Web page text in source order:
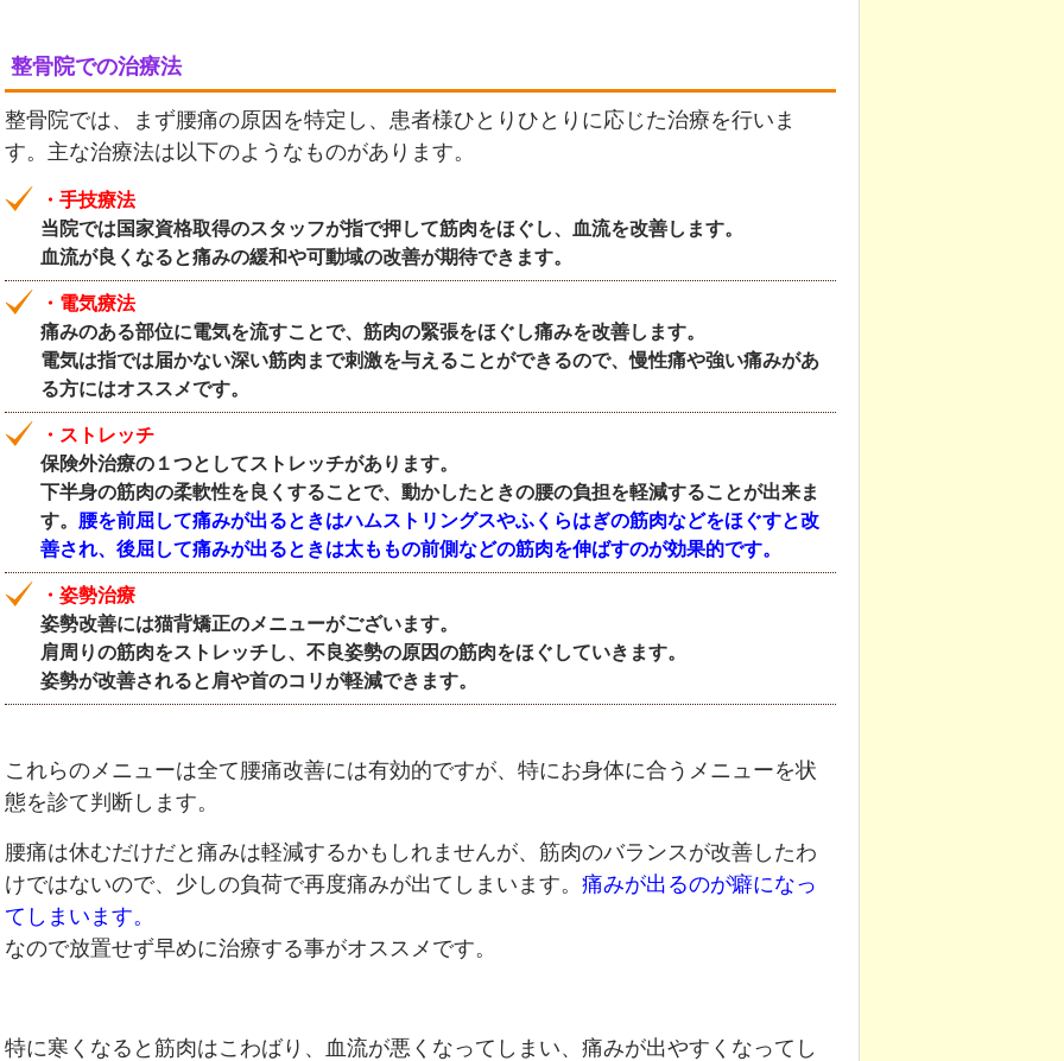
整骨院での治療法
整骨院では、まず腰痛の原因を特定し、患者様ひとりひとりに応じた治療を行いま
す。主な治療法は以下のようなものがあります。
・手技療法
当院では国家資格取得のスタッフが指で押して筋肉をほぐし、血流を改善します。
血流が良くなると痛みの緩和や可動域の改善が期待できます。
・電気療法
痛みのある部位に電気を流すことで、筋肉の緊張をほぐし痛みを改善します。
電気は指では届かない深い筋肉まで刺激を与えることができるので、慢性痛や強い痛みがあ
る方にはオススメです。
・ストレッチ
保険外治療の１つとしてストレッチがあります。
下半身の筋肉の柔軟性を良くすることで、動かしたときの腰の負担を軽減することが出来ま
す。 腰を前屈して痛みが出るときはハムストリングスやふくらはぎの筋肉などをほぐすと改
善され、後屈して痛みが出るときは太ももの前側などの筋肉を伸ばすのが効果的です。
・姿勢治療
姿勢改善には猫背矯正のメニューがございます。
肩周りの筋肉をストレッチし、不良姿勢の原因の筋肉をほぐしていきます。
姿勢が改善されると肩や首のコリが軽減できます。
これらのメニューは全て腰痛改善には有効的ですが、特にお身体に合うメニューを状
態を診て判断します。
腰痛は休むだけだと痛みは軽減するかもしれませんが、筋肉のバランスが改善したわ
けではないので、少しの負荷で再度痛みが出てしまいます。 痛みが出るのが癖になっ
てしまいます。
なので放置せず早めに治療する事がオススメです。
特に寒くなると筋肉はこわばり、血流が悪くなってしまい、痛みが出やすくなってし